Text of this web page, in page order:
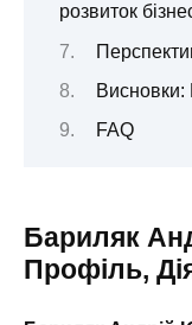
розвиток
Висновки:
FAQ
Бариляк
Профіль,